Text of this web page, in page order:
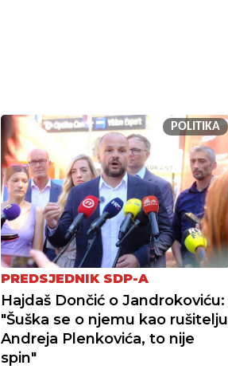
POLITIKA
PREDSJEDNIK SDP-A
Hajdaš Dončić o Jandrokoviću:
"Šuška se o njemu kao rušitelju
Andreja Plenkovića, to nije
spin"